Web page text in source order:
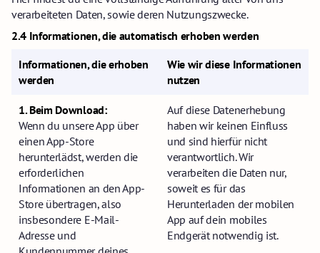
verarbeiteten Daten, sowie deren Nutzungszwecke.
2.4 Informationen, die automatisch erhoben werden
Informationen, die erhoben
werden
Wie wir diese Informationen
nutzen
1. Beim Download:
Wenn du unsere App über
einen App-Store
herunterlädst, werden die
erforderlichen
Informationen an den App-
Store übertragen, also
insbesondere E-Mail-
Adresse und
Auf diese Datenerhebung
haben wir keinen Einfluss
und sind hierfür nicht
verantwortlich. Wir
verarbeiten die Daten nur,
soweit es für das
Herunterladen der mobilen
App auf dein mobiles
Endgerät notwendig ist.